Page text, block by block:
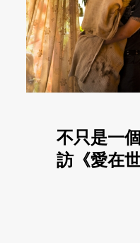
不只是一
訪《愛在